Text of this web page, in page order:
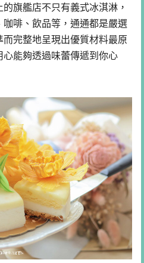
的旗艦店不只有義式冰淇淋，
啡、飲品等，通通都是嚴選
完整地呈現出優質材料最原
能夠透過味蕾傳遞到你心